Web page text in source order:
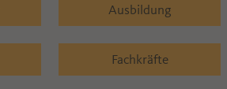
Ausbildung
Fachkräfte